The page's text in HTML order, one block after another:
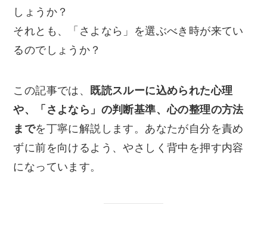
しょうか？
それとも、「さよなら」を選ぶべき時が来てい
るのでしょうか？
この記事では、
既読スルーに込められた心理
や、「さよなら」の判断基準、心の整理の方法
までを丁寧に解説します。あなたが自分を責め
ずに前を向けるよう、やさしく背中を押す内容
になっています。